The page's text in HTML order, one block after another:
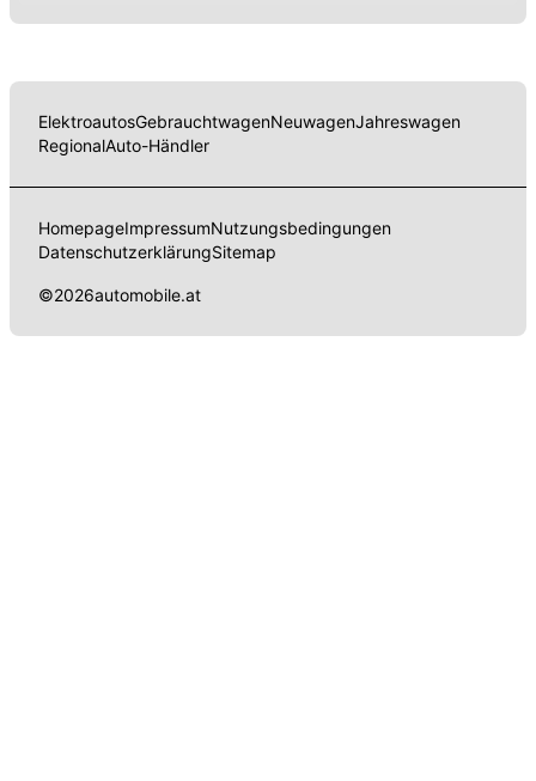
ElektroautosGebrauchtwagenNeuwagenJahreswagen
RegionalAuto-Händler
HomepageImpressumNutzungsbedingungen
DatenschutzerklärungSitemap
©2026automobile.at